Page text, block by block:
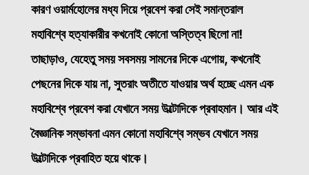
কারণ ওয়ার্মহোলের মধ্য দিয়ে প্রবেশ করা সেই সমান্তরাল
মহাবিশ্বে হত্যাকারীর কখনোই কোনো অস্তিত্ব ছিলো না!
তাছাড়াও, যেহেতু সময় সবসময় সামনের দিকে এগোয়, কখনোই
পেছনের দিকে যায় না, সুতরাং অতীতে যাওয়ার অর্থ হচ্ছে এমন এক
মহাবিশ্বে প্রবেশ করা যেখানে সময় উল্টোদিকে প্রবাহমান। আর এই
বৈজ্ঞানিক সম্ভাবনা এমন কোনো মহাবিশ্বে সম্ভব যেখানে সময়
উল্টোদিকে প্রবাহিত হয়ে থাকে।